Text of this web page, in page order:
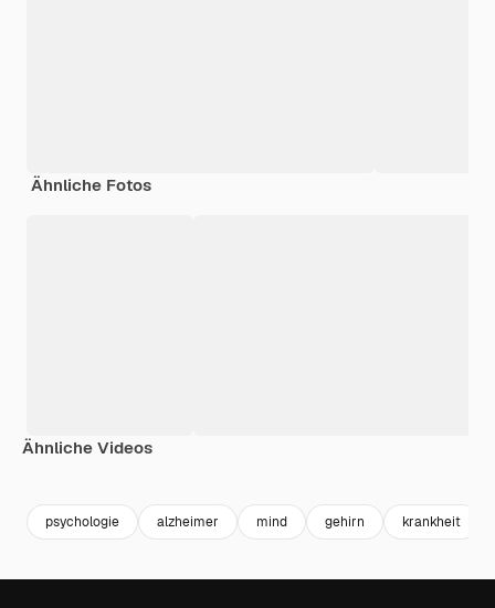
Ähnliche Fotos
Ähnliche Videos
psychologie alzheimer mind gehirn krankheit